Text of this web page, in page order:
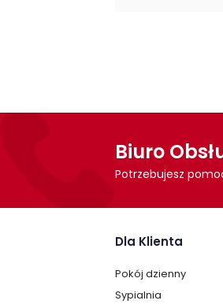
Biuro
Potrzebujesz
Dla Klienta
Pokój dzienny
Sypialnia